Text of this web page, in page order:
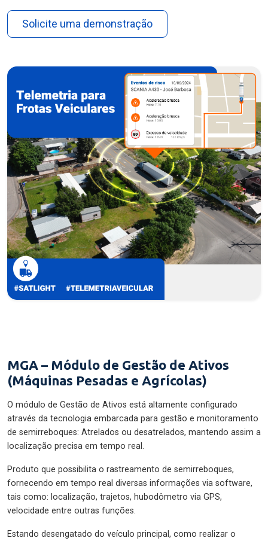
Solicite uma demonstração
MGA – Módulo de Gestão de Ativos
(Máquinas Pesadas e Agrícolas)
O módulo de Gestão de Ativos está altamente configurado
através da tecnologia embarcada para gestão e monitoramento
de semirreboques: Atrelados ou desatrelados, mantendo assim a
localização precisa em tempo real.
Produto que possibilita o rastreamento de semirreboques,
fornecendo em tempo real diversas informações via software,
tais como: localização, trajetos, hubodômetro via GPS,
velocidade entre outras funções.
Estando desengatado do veículo principal, como realizar o